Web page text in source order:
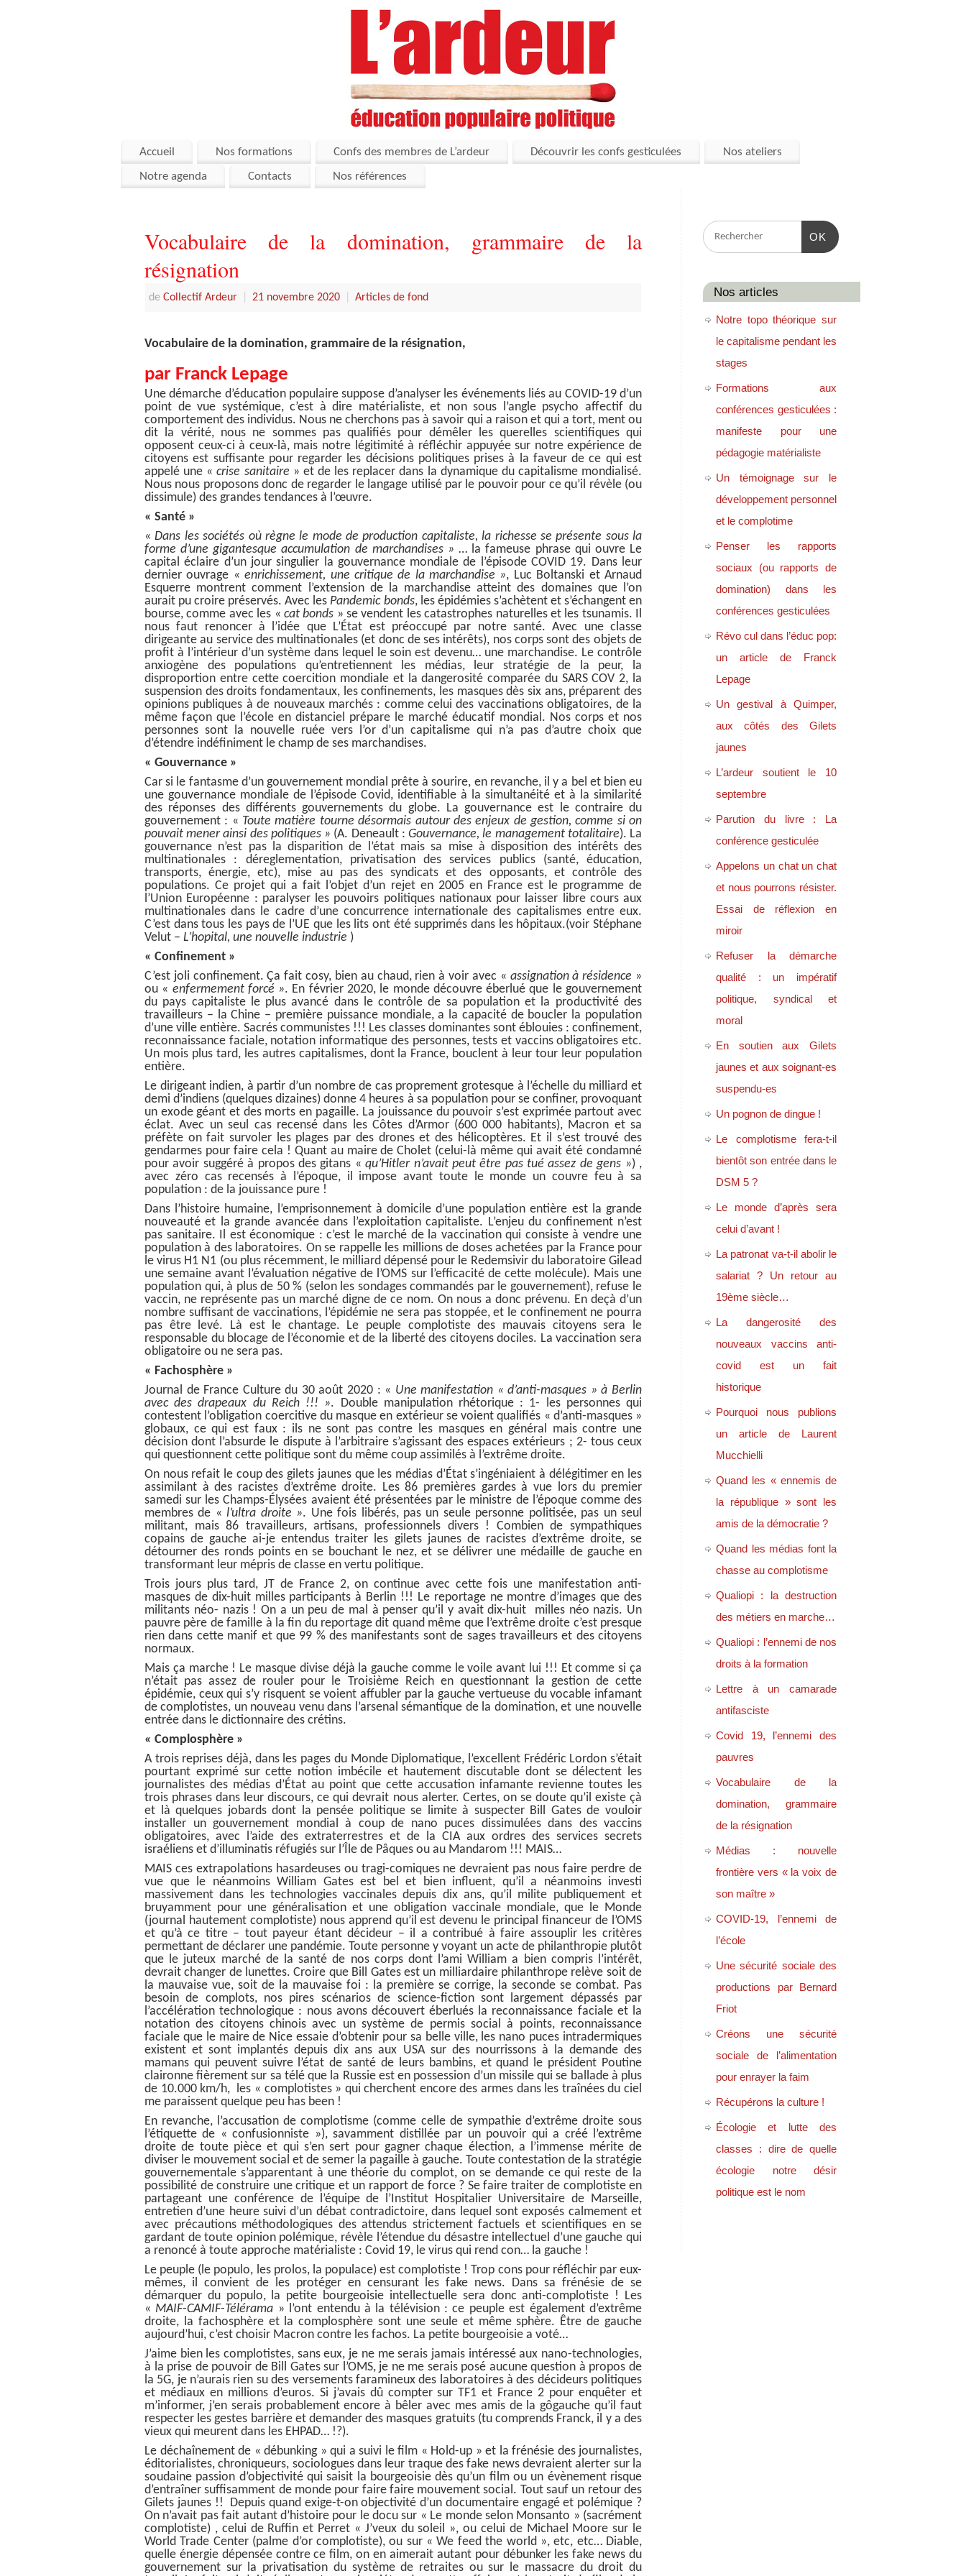
Accueil Nos formations Confs des membres de L’ardeur Découvrir les confs gesticulées Nos ateliers
Notre agenda Contacts Nos références
Vocabulaire de la domination, grammaire de la
résignation
de Collectif Ardeur 21 novembre 2020 Articles de fond
Vocabulaire de la domination, grammaire de la résignation,
par Franck Lepage
Une démarche d’éducation populaire suppose d’analyser les événements liés au COVID-19 d’un
point de vue systémique, c’est à dire matérialiste, et non sous l’angle psycho affectif du
comportement des individus. Nous ne cherchons pas à savoir qui a raison et qui a tort, ment ou
dit la vérité, nous ne sommes pas qualifiés pour démêler les querelles scientifiques qui
opposent ceux-ci à ceux-là, mais notre légitimité à réfléchir appuyée sur notre expérience de
citoyens est suffisante pour regarder les décisions politiques prises à la faveur de ce qui est
appelé une «crise sanitaire » et de les replacer dans la dynamique du capitalisme mondialisé.
Nous nous proposons donc de regarder le langage utilisé par le pouvoir pour ce qu’il révèle (ou
dissimule) des grandes tendances à l’œuvre.
« Santé »
«Dans les sociétés où règne le mode de production capitaliste, la richesse se présente sous la
forme d’une gigantesque accumulation de marchandises » … la fameuse phrase qui ouvre Le
capitaléclaire d’un jour singulier la gouvernance mondiale de l’épisode COVID 19. Dans leur
dernier ouvrage «enrichissement, une critique de la marchandise », Luc Boltanski et Arnaud
Esquerre montrent comment l’extension de la marchandise atteint des domaines que l’on
aurait pu croire préservés. Avec les Pandemic bonds,les épidémies s’achètent et s’échangent en
bourse, comme avec les « cat bonds » se vendent les catastrophes naturelles et les tsunamis. Il
nous faut renoncer à l’idée que L’État est préoccupé par notre santé. Avec une classe
dirigeante au service des multinationales (et donc de ses intérêts), nos corps sont des objets de
profit à l’intérieur d’un système dans lequel le soin est devenu… une marchandise. Le contrôle
anxiogène des populations qu’entretiennent les médias, leur stratégie de la peur, la
disproportion entre cette coercition mondiale et la dangerosité comparée du SARS COV 2, la
suspension des droits fondamentaux, les confinements, les masques dès six ans, préparent des
opinions publiques à de nouveaux marchés : comme celui des vaccinations obligatoires, de la
même façon que l’école en distanciel prépare le marché éducatif mondial. Nos corps et nos
personnes sont la nouvelle ruée vers l’or d’un capitalisme qui n’a pas d’autre choix que
d’étendre indéfiniment le champ de ses marchandises.
« Gouvernance »
Car si le fantasme d’un gouvernement mondial prête à sourire, en revanche, il y a bel et bien eu
une gouvernance mondiale de l’épisode Covid, identifiable à la simultanéité et à la similarité
des réponses des différents gouvernements du globe. La gouvernance est le contraire du
gouvernement : « Toute matière tourne désormais autour des enjeux de gestion, comme si on
pouvait mener ainsi des politiques» (A. Deneault :Gouvernance, le management totalitaire). La
gouvernance n’est pas la disparition de l’état mais sa mise à disposition des intérêts des
multinationales : déreglementation, privatisation des services publics (santé, éducation,
transports, énergie, etc), mise au pas des syndicats et des opposants, et contrôle des
populations. Ce projet qui a fait l’objet d’un rejet en 2005 en France est le programme de
l’Union Européenne : paralyser les pouvoirs politiques nationaux pour laisser libre cours aux
multinationales dans le cadre d’une concurrence internationale des capitalismes entre eux.
C’est dans tous les pays de l’UE que les lits ont été supprimés dans les hôpitaux.(voir Stéphane
Velut – L’hopital, une nouvelle industrie )
« Confinement »
C’est joli confinement.Ça fait cosy, bien au chaud, rien à voir avec « assignation à résidence »
ou « enfermement forcé ». En février 2020, le monde découvre éberlué que le gouvernement
du pays capitaliste le plus avancé dans le contrôle de sa population et la productivité des
travailleurs – la Chine – première puissance mondiale, a la capacité de boucler la population
d’une ville entière. Sacrés communistes !!! Les classes dominantes sont éblouies : confinement,
reconnaissance faciale, notation informatique des personnes, tests et vaccins obligatoires etc.
Un mois plus tard, les autres capitalismes, dont la France, bouclent à leur tour leur population
entière.
Le dirigeant indien, à partir d’un nombre de cas proprement grotesque à l’échelle du milliard et
demi d’indiens (quelques dizaines) donne 4 heures à sa population pour se confiner, provoquant
un exode géant et des morts en pagaille. La jouissance du pouvoir s’est exprimée partout avec
éclat. Avec un seul cas recensé dans les Côtes d’Armor (600 000 habitants), Macron et sa
préfète on fait survoler les plages par des drones et des hélicoptères. Et il s’est trouvé des
gendarmes pour faire cela ! Quant au maire de Cholet (celui-là même qui avait été condamné
pour avoir suggéré à propos des gitans «qu’Hitler n’avait peut être pas tué assez de gens ») ,
avec zéro cas recensés à l’époque, il impose avant toute le monde un couvre feu à sa
population : de la jouissance pure !
Dans l’histoire humaine, l’emprisonnement à domicile d’une population entière est la grande
nouveauté et la grande avancée dans l’exploitation capitaliste. L’enjeu du confinement n’est
pas sanitaire. Il est économique : c’est le marché de la vaccination qui consiste à vendre une
population à des laboratoires. On se rappelle les millions de doses achetées par la France pour
le virus H1 N1 (ou plus récemment, le milliard dépensé pour le Redemsivir du laboratoire Gilead
une semaine avant l’évaluation négative de l’OMS sur l’efficacité de cette molécule). Mais une
population qui, à plus de 50 % (selon les sondages commandés par le gouvernement), refuse le
vaccin, ne représente pas un marché digne de ce nom. On nous a donc prévenu. En deçà d’un
nombre suffisant de vaccinations, l’épidémie ne sera pas stoppée, et le confinement ne pourra
pas être levé. Là est le chantage. Le peuple complotiste des mauvais citoyens sera le
responsable du blocage de l’économie et de la liberté des citoyens dociles. La vaccination sera
obligatoire ou ne sera pas.
« Fachosphère »
Journal de France Culture du 30 août 2020 : « Une manifestation « d’anti-masques » à Berlin
avec des drapeaux du Reich !!! ». Double manipulation rhétorique : 1- les personnes qui
contestent l’obligation coercitive du masque en extérieur se voient qualifiés « d’anti-masques »
globaux, ce qui est faux : ils ne sont pas contre les masques en général mais contre une
décision dont l’absurde le dispute à l’arbitraire s’agissant des espaces extérieurs ; 2- tous ceux
qui questionnent cette politique sont du même coup assimilés à l’extrême droite.
On nous refait le coup des gilets jaunes que les médias d’État s’ingéniaient à délégitimer en les
assimilant à des racistes d’extrême droite. Les 86 premières gardes à vue lors du premier
samedi sur les Champs-Élysées avaient été présentées par le ministre de l’époque comme des
membres de «l’ultra droite ». Une fois libérés, pas un seule personne politisée, pas un seul
militant, mais 86 travailleurs, artisans, professionnels divers ! Combien de sympathiques
copains de gauche ai-je entendus traiter les gilets jaunes de racistes d’extrême droite, se
détourner des ronds points en se bouchant le nez, et se délivrer une médaille de gauche en
transformant leur mépris de classe en vertu politique.
Trois jours plus tard, JT de France 2, on continue avec cette fois une manifestation anti-
masques de dix-huit milles participants à Berlin !!! Le reportage ne montre d’images que des
militants néo- nazis ! On a un peu de mal à penser qu’il y avait dix-huit milles néo nazis. Un
pauvre père de famille à la fin du reportage dit quand même que l’extrême droite c’est presque
rien dans cette manif et que 99 % des manifestants sont de sages travailleurs et des citoyens
normaux.
Mais ça marche ! Le masque divise déjà la gauche comme le voile avant lui !!! Et comme si ça
n’était pas assez de rouler pour le Troisième Reich en questionnant la gestion de cette
épidémie, ceux qui s’y risquent se voient affubler par la gauche vertueuse du vocable infamant
de complotistes, un nouveau venu dans l’arsenal sémantique de la domination, et une nouvelle
entrée dans le dictionnaire des crétins.
« Complosphère »
A trois reprises déjà, dans les pages du Monde Diplomatique, l’excellent Frédéric Lordon s’était
pourtant exprimé sur cette notion imbécile et hautement discutable dont se délectent les
journalistes des médias d’État au point que cette accusation infamante revienne toutes les
trois phrases dans leur discours, ce qui devrait nous alerter. Certes, on se doute qu’il existe çà
et là quelques jobards dont la pensée politique se limite à suspecter Bill Gates de vouloir
installer un gouvernement mondial à coup de nano puces dissimulées dans des vaccins
obligatoires, avec l’aide des extraterrestres et de la CIA aux ordres des services secrets
israéliens et d’illuminatis réfugiés sur l’Île de Pâques ou au Mandarom !!! MAIS…
MAIS ces extrapolations hasardeuses ou tragi-comiques ne devraient pas nous faire perdre de
vue que le néanmoins William Gates est bel et bien influent, qu’il a néanmoins investi
massivement dans les technologies vaccinales depuis dix ans, qu’il milite publiquement et
bruyamment pour une généralisation et une obligation vaccinale mondiale, que le Monde
(journal hautement complotiste) nous apprend qu’il est devenu le principal financeur de l’OMS
et qu’à ce titre – tout payeur étant décideur – il a contribué à faire assouplir les critères
permettant de déclarer une pandémie. Toute personne y voyant un acte de philanthropie plutôt
que le juteux marché de la santé de nos corps dont l’ami William a bien compris l’intérêt,
devrait changer de lunettes. Croire que Bill Gates est un milliardaire philanthrope relève soit de
la mauvaise vue, soit de la mauvaise foi : la première se corrige, la seconde se combat. Pas
besoin de complots, nos pires scénarios de science-fiction sont largement dépassés par
l’accélération technologique : nous avons découvert éberlués la reconnaissance faciale et la
notation des citoyens chinois avec un système de permis social à points, reconnaissance
faciale que le maire de Nice essaie d’obtenir pour sa belle ville, les nano puces intradermiques
existent et sont implantés depuis dix ans aux USA sur des nourrissons à la demande des
mamans qui peuvent suivre l’état de santé de leurs bambins, et quand le président Poutine
claironne fièrement sur sa télé que la Russie est en possession d’un missile qui se ballade à plus
de 10.000 km/h, les « complotistes » qui cherchent encore des armes dans les traînées du ciel
me paraissent quelque peu has been !
En revanche, l’accusation de complotisme (comme celle de sympathie d’extrême droite sous
l’étiquette de « confusionniste »), savamment distillée par un pouvoir qui a créé l’extrême
droite de toute pièce et qui s’en sert pour gagner chaque élection, a l’immense mérite de
diviser le mouvement social et de semer la pagaille à gauche. Toute contestation de la stratégie
gouvernementale s’apparentant à une théorie du complot, on se demande ce qui reste de la
possibilité de construire une critique et un rapport de force ? Se faire traiter de complotiste en
partageant une conférence de l’équipe de l’Institut Hospitalier Universitaire de Marseille,
entretien d’une heure suivi d’un débat contradictoire, dans lequel sont exposés calmement et
avec précautions méthodologiques des attendus strictement factuels et scientifiques en se
gardant de toute opinion polémique, révèle l’étendue du désastre intellectuel d’une gauche qui
a renoncé à toute approche matérialiste : Covid 19, le virus qui rend con… la gauche !
Le peuple (le populo, les prolos, la populace) est complotiste ! Trop cons pour réfléchir par eux-
mêmes, il convient de les protéger en censurant les fake news. Dans sa frénésie de se
démarquer du populo, la petite bourgeoisie intellectuelle sera donc anti-complotiste ! Les
« MAIF-CAMIF-Télérama » l’ont entendu à la télévision : ce peuple est également d’extrême
droite, la fachosphère et la complosphère sont une seule et même sphère. Être de gauche
aujourd’hui, c’est choisir Macron contre les fachos. La petite bourgeoisie a voté…
J’aime bien les complotistes, sans eux, je ne me serais jamais intéressé aux nano-technologies,
à la prise de pouvoir de Bill Gates sur l’OMS, je ne me serais posé aucune question à propos de
la 5G, je n’aurais rien su des versements faramineux des laboratoires à des décideurs politiques
et médiaux en millions d’euros. Si j’avais dû compter sur TF1 et France 2 pour enquêter et
m’informer, j’en serais probablement encore à bêler avec mes amis de la gôgauche qu’il faut
respecter les gestes barrière et demander des masques gratuits (tu comprends Franck, il y a des
vieux qui meurent dans les EHPAD… !?).
Le déchaînement de « débunking » qui a suivi le film « Hold-up » et la frénésie des journalistes,
éditorialistes, chroniqueurs, sociologues dans leur traque des fake news devraient alerter sur la
soudaine passion d’objectivité qui saisit la bourgeoisie dès qu’un film ou un évènement risque
d’entraîner suffisamment de monde pour faire faire mouvement social. Tout sauf un retour des
Gilets jaunes !! Depuis quand exige-t-on objectivité d’un documentaire engagé et polémique ?
On n’avait pas fait autant d’histoire pour le docu sur « Le monde selon Monsanto » (sacrément
complotiste) , celui de Ruffin et Perret « J’veux du soleil », ou celui de Michael Moore sur le
World Trade Center (palme d’or complotiste), ou sur « We feed the world », etc, etc… Diable,
quelle énergie dépensée contre ce film, on en aimerait autant pour débunker les fake news du
gouvernement sur la privatisation du système de retraites ou sur le massacre du droit du
OK
Nos articles
Notre topo théorique sur
le capitalisme pendant les
stages
Formations aux
conférences gesticulées :
manifeste pour une
pédagogie matérialiste
Un témoignage sur le
développement personnel
et le complotime
Penser les rapports
sociaux (ou rapports de
domination) dans les
conférences gesticulées
Révo cul dans l’éduc pop:
un article de Franck
Lepage
Un gestival à Quimper,
aux côtés des Gilets
jaunes
L’ardeur soutient le 10
septembre
Parution du livre : La
conférence gesticulée
Appelons un chat un chat
et nous pourrons résister.
Essai de réflexion en
miroir
Refuser la démarche
qualité : un impératif
politique, syndical et
moral
En soutien aux Gilets
jaunes et aux soignant-es
suspendu-es
Un pognon de dingue !
Le complotisme fera-t-il
bientôt son entrée dans le
DSM 5 ?
Le monde d’après sera
celui d’avant !
La patronat va-t-il abolir le
salariat ? Un retour au
19ème siècle…
La dangerosité des
nouveaux vaccins anti-
covid est un fait
historique
Pourquoi nous publions
un article de Laurent
Mucchielli
Quand les « ennemis de
la république » sont les
amis de la démocratie ?
Quand les médias font la
chasse au complotisme
Qualiopi : la destruction
des métiers en marche…
Qualiopi : l’ennemi de nos
droits à la formation
Lettre à un camarade
antifasciste
Covid 19, l’ennemi des
pauvres
Vocabulaire de la
domination, grammaire
de la résignation
Médias : nouvelle
frontière vers « la voix de
son maître »
COVID-19, l’ennemi de
l’école
Une sécurité sociale des
productions par Bernard
Friot
Créons une sécurité
sociale de l’alimentation
pour enrayer la faim
Récupérons la culture !
Écologie et lutte des
classes : dire de quelle
écologie notre désir
politique est le nom